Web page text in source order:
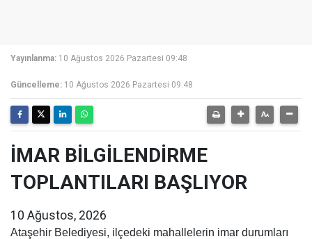
Yayınlanma: 10 Ağustos 2026 Pazartesi 09:48
Güncelleme: 10 Ağustos 2026 Pazartesi 09:48
İMAR BİLGİLENDİRME
TOPLANTILARI BAŞLIYOR
10 Ağustos, 2026
Ataşehir Belediyesi, ilçedeki mahallelerin imar durumları